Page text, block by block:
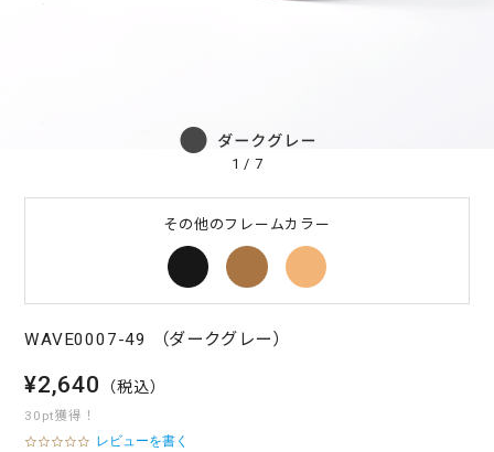
1 / 7
その他のフレームカラー
WAVE0007-49 （ダークグレー）
¥2,640 （税込）
30pt獲得！
0レビューを書く